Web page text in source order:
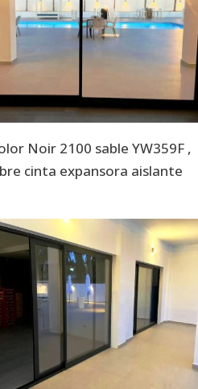
Noir 2100 sable YW359F ,
cinta expansora aislante